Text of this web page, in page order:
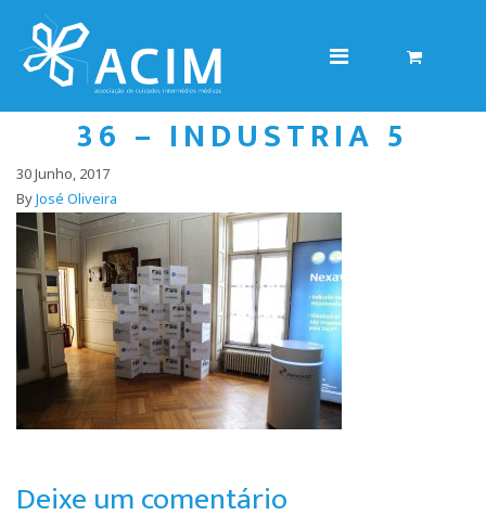
36 – INDUSTRIA 5
30 Junho, 2017
ByJosé Oliveira
Deixe um comentário